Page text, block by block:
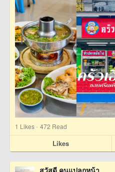
1 Likes · 472 Read
Likes